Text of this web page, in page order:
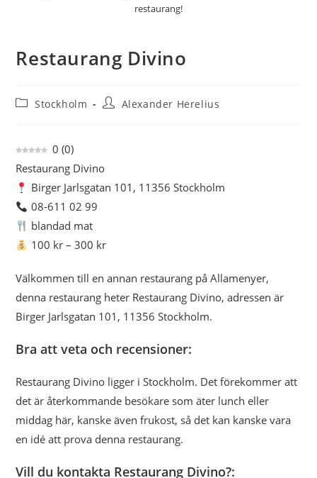
restaurang!
Restaurang Divino
Inläggskategori:
Stockholm Inläggsförfattare:
Alexander Herelius
0 (0)
Restaurang Divino
Birger Jarlsgatan 101, 11356 Stockholm
08-611 02 99
blandad mat
100 kr – 300 kr
Välkommen till en annan restaurang på Allamenyer,
denna restaurang heter Restaurang Divino, adressen är
Birger Jarlsgatan 101, 11356 Stockholm.
Bra att veta och recensioner:
Restaurang Divino ligger i Stockholm. Det förekommer att
det är återkommande besökare som äter lunch eller
middag här, kanske även frukost, så det kan kanske vara
en idé att prova denna restaurang.
Vill du kontakta Restaurang Divino?: